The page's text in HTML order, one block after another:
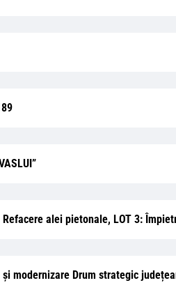
alei pietonale, LOT 3:
modernizare Drum strategic